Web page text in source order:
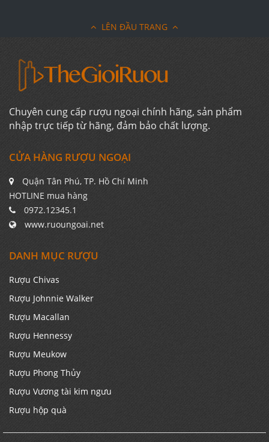
LÊN ĐẦU TRANG
Chuyên cung cấp rượu ngoại chính hãng, sản phẩm
nhập trực tiếp từ hãng, đảm bảo chất lượng.
CỬA HÀNG RƯỢU NGOẠI
Quận Tân Phú, TP. Hồ Chí Minh
HOTLINE mua hàng
0972.12345.1
www.ruoungoai.net
DANH MỤC RƯỢU
Rượu Chivas
Rượu Johnnie Walker
Rượu Macallan
Rượu Hennessy
Rượu Meukow
Rượu Phong Thủy
Rượu Vương tài kim ngưu
Rượu hộp quà